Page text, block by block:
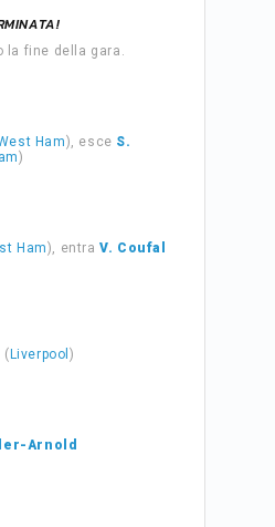
la fine della gara.
Ham), esce S.
)
Ham), entraV. Coufal
( Liverpool)
Arnold